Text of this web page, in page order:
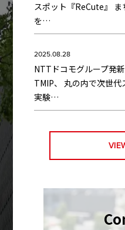
スポット『ReCute』
を…
2025.08.28
NTTドコモグループ発
TMIP、 丸の内で次世
実験…